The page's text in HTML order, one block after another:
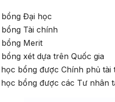
Đại học
Tài chính
Merit
xét dựa trên Quốc gia
bổng được Chính phủ tài
bổng được các Tư nhân